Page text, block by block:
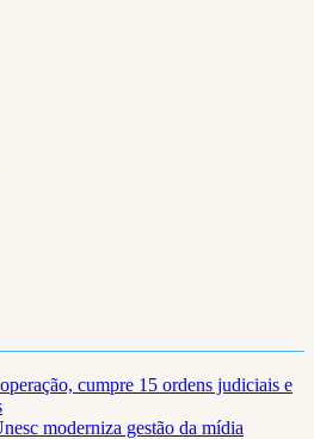
cumpre 15 ordens judiciais e
moderniza gestão da mídia